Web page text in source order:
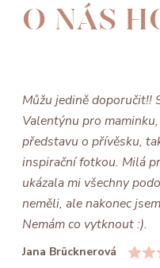
O NÁS
Můžu jedině doporučit!!
Valentýnu pro
představu o přívěsku,
inspirační fotkou. Milá
ukázala mi všechny
neměli, ale nakonec
Nemám co vytknout :).
Jana Brücknerová